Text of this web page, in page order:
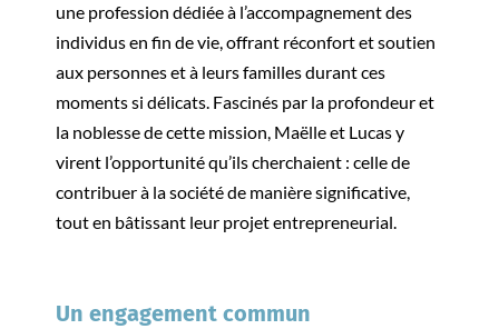
une profession dédiée à l’accompagnement des
individus en fin de vie, offrant réconfort et soutien
aux personnes et à leurs familles durant ces
moments si délicats. Fascinés par la profondeur et
la noblesse de cette mission, Maëlle et Lucas y
virent l’opportunité qu’ils cherchaient : celle de
contribuer à la société de manière significative,
tout en bâtissant leur projet entrepreneurial.
Un engagement commun